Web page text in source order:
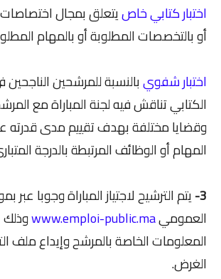
اختبار كتابي خاصيتعلق بمجال اختصاصات
أو بالتخصصات المطلوبة أو بالمهام
اختبار شفويبالنسبة للمرشحين الناجحين
الكتابي تناقش فيه لجنة المباراة مع
وقضايا مختلفة بهدف تقييم مدى قدرته
المهام أو الوظائف المرتبطة بالدرجة
3- يتم الترشيح لاجتياز المباراة وجوبا عبر
العموميwww.emploi-public.maوذلك
المعلومات الخاصة بالمرشح وإيداع ملف
الغرض.